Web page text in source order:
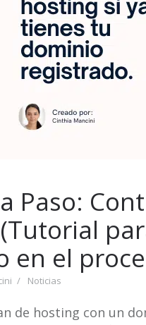
Paso:
en el
Noticias
de hosting con un